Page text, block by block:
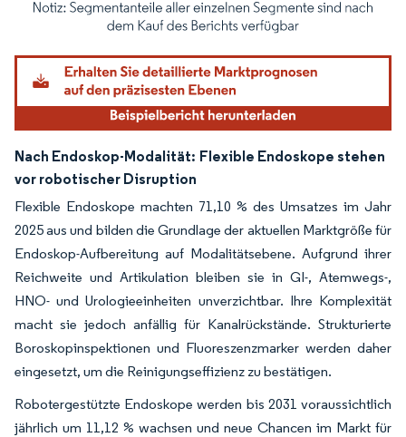
Bild © Mordor Intelligence. Wiederverwendung erfordert Namensnennung
Nach Endoskop-Modalität: Flexible Endoskope stehen
vor robotischer Disruption
Flexible Endoskope machten 71,10 % des Umsatzes im Jahr
2025 aus und bilden die Grundlage der aktuellen Marktgröße für
Endoskop-Aufbereitung auf Modalitätsebene. Aufgrund ihrer
Reichweite und Artikulation bleiben sie in GI-, Atemwegs-,
HNO- und Urologieeinheiten unverzichtbar. Ihre Komplexität
macht sie jedoch anfällig für Kanalrückstände. Strukturierte
Boroskopinspektionen und Fluoreszenzmarker werden daher
eingesetzt, um die Reinigungseffizienz zu bestätigen.
Robotergestützte Endoskope werden bis 2031 voraussichtlich
jährlich um 11,12 % wachsen und neue Chancen im Markt für